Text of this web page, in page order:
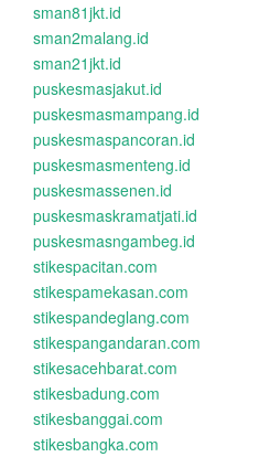
sman81jkt.id
sman2malang.id
sman21jkt.id
puskesmasjakut.id
puskesmasmampang.id
puskesmaspancoran.id
puskesmasmenteng.id
puskesmassenen.id
puskesmaskramatjati.id
puskesmasngambeg.id
stikespacitan.com
stikespamekasan.com
stikespandeglang.com
stikespangandaran.com
stikesacehbarat.com
stikesbadung.com
stikesbanggai.com
stikesbangka.com